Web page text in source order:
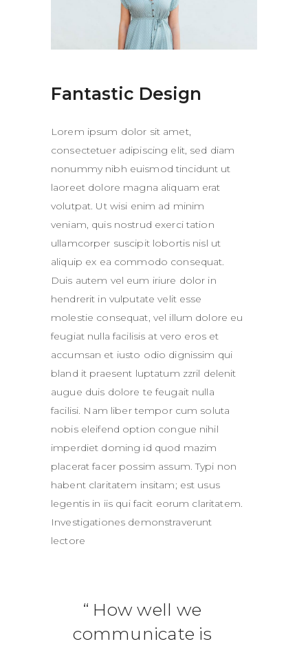
Fantastic Design
Lorem ipsum dolor sit amet,
consectetuer adipiscing elit, sed diam
nonummy nibh euismod tincidunt ut
laoreet dolore magna aliquam erat
volutpat. Ut wisi enim ad minim
veniam, quis nostrud exerci tation
ullamcorper suscipit lobortis nisl ut
aliquip ex ea commodo consequat.
Duis autem vel eum iriure dolor in
hendrerit in vulputate velit esse
molestie consequat, vel illum dolore eu
feugiat nulla facilisis at vero eros et
accumsan et iusto odio dignissim qui
bland it praesent luptatum zzril delenit
augue duis dolore te feugait nulla
facilisi. Nam liber tempor cum soluta
nobis eleifend option congue nihil
imperdiet doming id quod mazim
placerat facer possim assum. Typi non
habent claritatem insitam; est usus
legentis in iis qui facit eorum claritatem.
Investigationes demonstraverunt
lectore
How well we
communicate is